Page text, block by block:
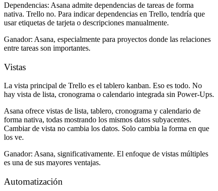
Dependencias: Asana admite dependencias de tareas de forma
nativa. Trello no. Para indicar dependencias en Trello, tendría que
usar etiquetas de tarjeta o descripciones manualmente.
Ganador: Asana, especialmente para proyectos donde las relaciones
entre tareas son importantes.
Vistas
La vista principal de Trello es el tablero kanban. Eso es todo. No
hay vista de lista, cronograma o calendario integrada sin Power-Ups.
Asana ofrece vistas de lista, tablero, cronograma y calendario de
forma nativa, todas mostrando los mismos datos subyacentes.
Cambiar de vista no cambia los datos. Solo cambia la forma en que
los ve.
Ganador: Asana, significativamente. El enfoque de vistas múltiples
es una de sus mayores ventajas.
Automatización